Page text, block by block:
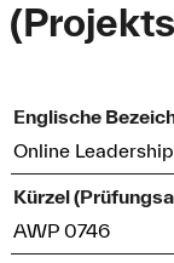
Englische
Online
Kürzel
AWP 0746